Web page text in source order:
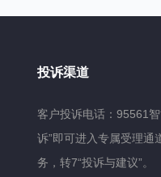
投诉渠道
客户投诉电话：95561
诉”即可进入专属受理通
务，转7“投诉与建议”。